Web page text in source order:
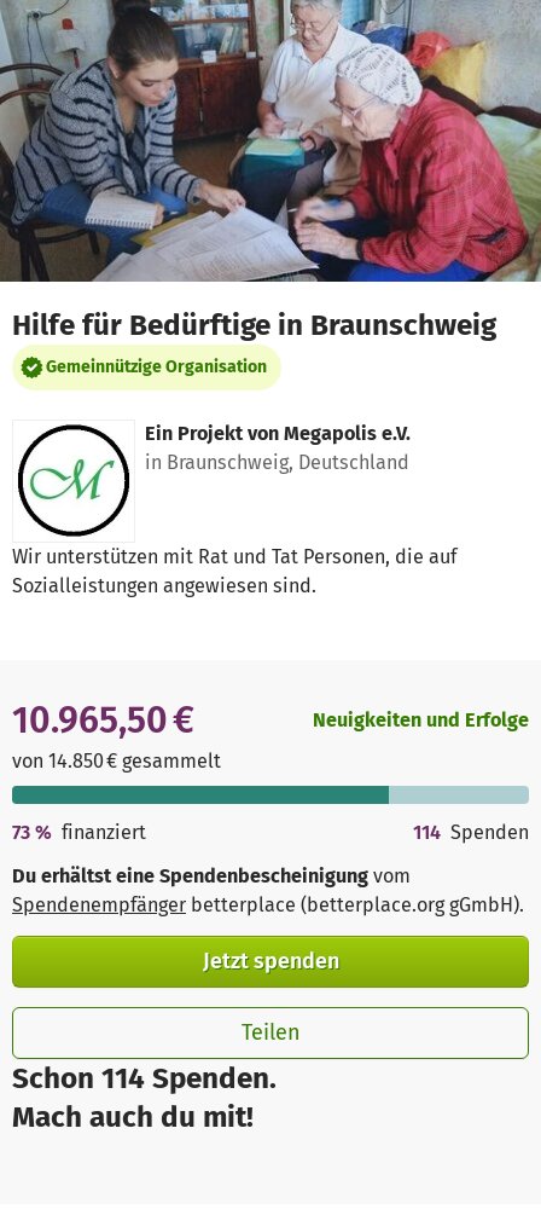
Zum Hauptinhalt springen
Erklärung zur Barrierefreiheit anzeigen
Hilfe für Bedürftige in Braunschweig
Gemeinnützige Organisation
Ein Projekt von Megapolis e.V.
in Braunschweig, Deutschland
Wir unterstützen mit Rat und Tat Personen, die auf
Sozialleistungen angewiesen sind.
Schon 114 Spenden.
Mach auch du mit!
10.965,50 €
von 14.850 € gesammelt
Neuigkeiten und Erfolge
73 % finanziert 114 Spenden
Du erhältst eine Spendenbescheinigung vom
Spendenempfänger betterplace (betterplace.org gGmbH).
Jetzt spenden
Teilen